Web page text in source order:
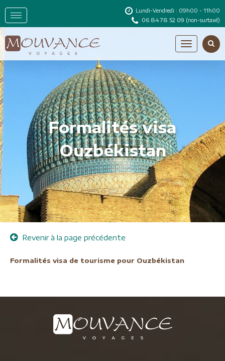
Lundi-Vendredi : 09h00 - 11h00
06 84 78 52 09 (non-surtaxé)
Formalités visa
Ouzbékistan
Revenir à la page précédente
Formalités visa de tourisme pour Ouzbékistan